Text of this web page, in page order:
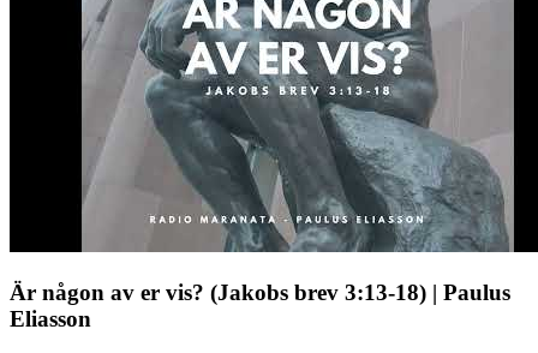
Är någon av er vis? (Jakobs brev 3:13-18) | Paulus
Eliasson